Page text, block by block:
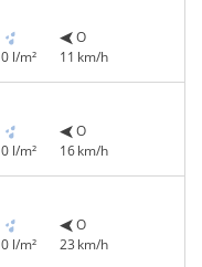
0 l/m²
O
11 km/h
0 l/m²
O
16 km/h
0 l/m²
O
23 km/h